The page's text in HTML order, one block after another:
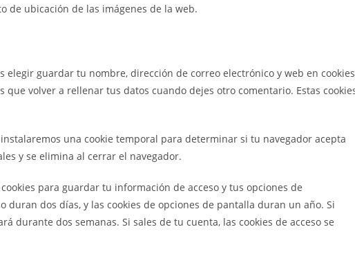
de ubicación de las imágenes de la web.
guardar tu nombre, dirección de correo electrónico y web en
que volver a rellenar tus datos cuando dejes otro comentario. Estas
una cookie temporal para determinar si tu navegador acepta
y se elimina al cerrar el navegador.
para guardar tu información de acceso y tus opciones de
duran dos días, y las cookies de opciones de pantalla duran un año. Si
durante dos semanas. Si sales de tu cuenta, las cookies de acceso se